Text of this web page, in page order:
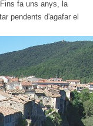
fa uns anys, la
pendents d'agafar el